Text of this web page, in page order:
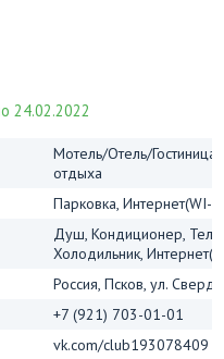
24.02.2022
Мотель/Отель/
отдыха
Парковка, Интернет(WI-
Душ, Кондиционер,
Холодильник,
Россия, Псков, ул.
+7 (921) 703-01-01
vk.com/club193078409